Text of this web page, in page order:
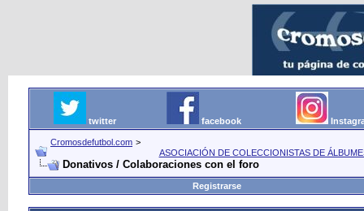
twitter facebook
Cromosdefutbol.com >
ASOCIACIÓN DE COLECCIONISTAS DE
Donativos / Colaboraciones con el foro
Registrarse